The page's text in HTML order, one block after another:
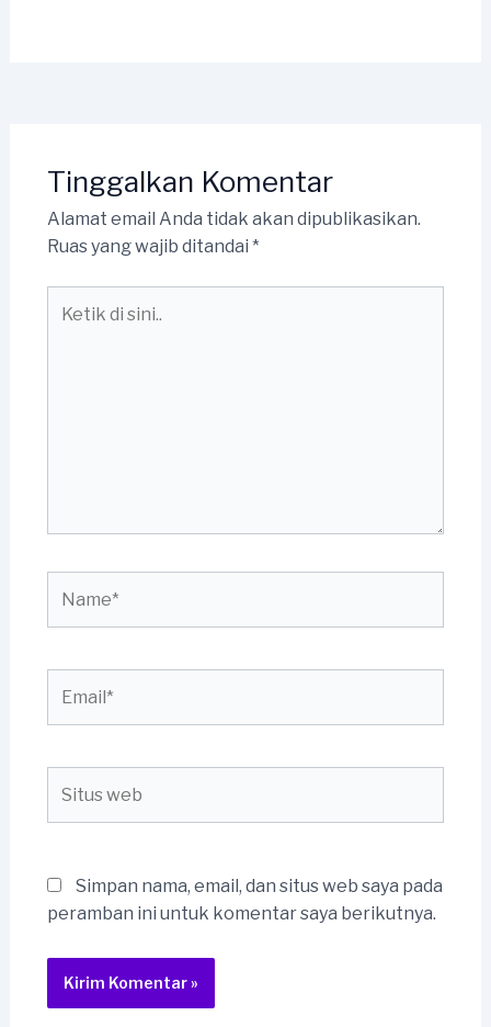
Tinggalkan Komentar
Alamat email Anda tidak akan dipublikasikan.
Ruas yang wajib ditandai *
web
Simpan nama, email, dan situs web saya pada
peramban ini untuk komentar saya berikutnya.